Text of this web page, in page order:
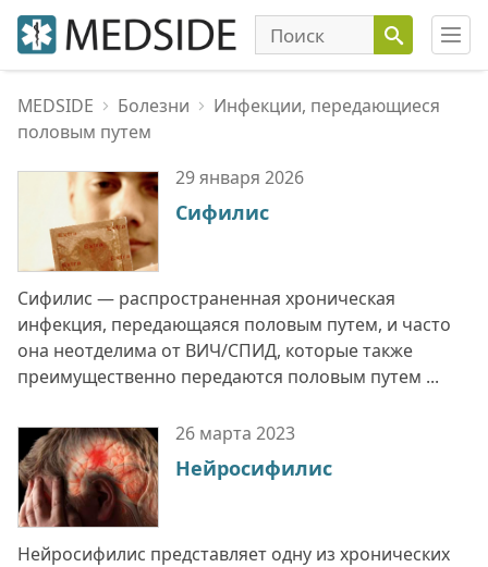
MEDSIDE Болезни
Инфекции, передающиеся
половым путем
29 января 2026
Сифилис
Сифилис — распространенная хроническая
инфекция, передающаяся половым путем, и часто
она неотделима от ВИЧ/СПИД, которые также
преимущественно передаются половым путем ...
26 марта 2023
Нейросифилис
Нейросифилис представляет одну из хронических